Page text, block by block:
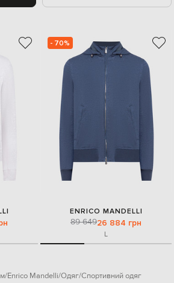
- 70%
ENRICO MANDELLI
89 64926 884 грн
L
Enrico Mandelli Одяг Спортивний одяг